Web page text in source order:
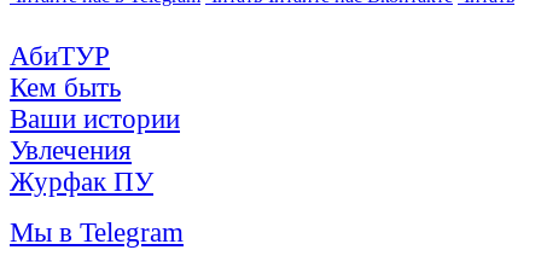
АбиТУР
Кем быть
Ваши истории
Увлечения
Журфак ПУ
Мы в Telegram